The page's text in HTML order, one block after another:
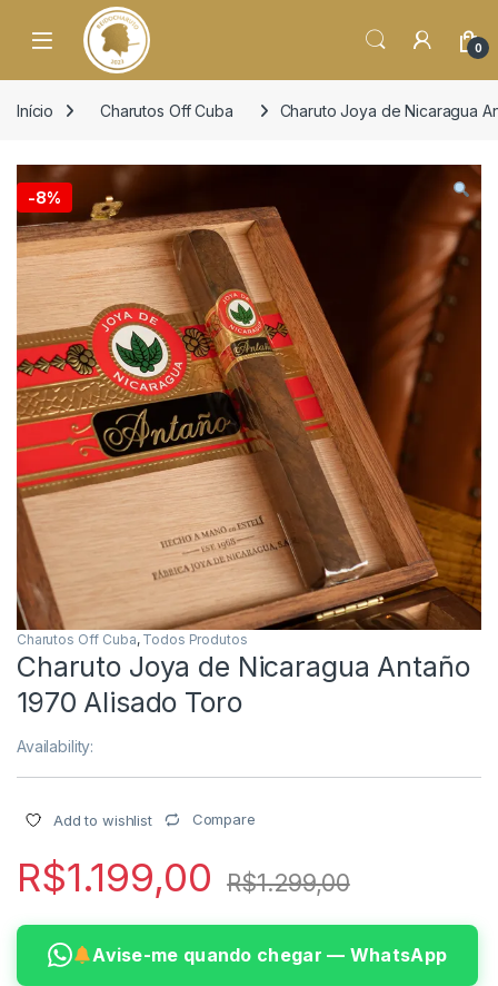
Open 0
Início Charutos Off Cuba Charuto Joya de Nicaragua
-8%
Charutos Off Cuba, Todos Produtos
Charuto Joya de Nicaragua Antaño
1970 Alisado Toro
Availability:
Add to wishlist Compare
R$1.199,00 R$1.299,00
Avise-me quando chegar — WhatsApp